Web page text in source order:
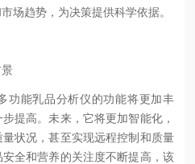
场趋势，为决策提供科学依据。
能乳品分析仪的功能将更加丰
提高。未来，它将更加智能化，
状况，甚至实现远程控制和质量
全和营养的关注度不断提高，该